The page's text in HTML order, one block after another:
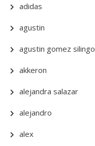
adidas
agustin
agustin gomez silingo
akkeron
alejandra salazar
alejandro
alex